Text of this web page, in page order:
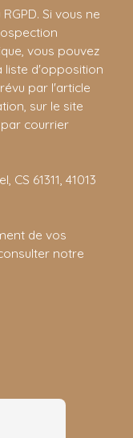
Si vous ne
vous pouvez
liste d'opposition
par l'article
sur le site
courrier
61311, 41013
de vos
notre